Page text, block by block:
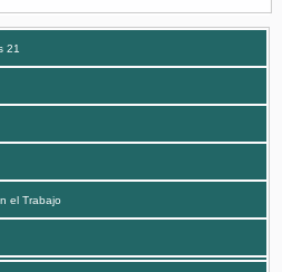
21
el Trabajo